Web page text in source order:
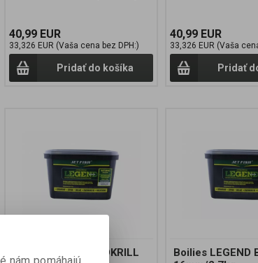
40,99 EUR
33,326 EUR (Vaša cena bez DPH:)
Pridať do košíka
40,99 EUR
33,326 EUR (Vaša
Pridať
Boilies LEGEND BIOKRILL
Boilies LEGEND